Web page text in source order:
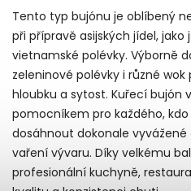
Tento typ bujónu je oblíbený
při přípravě asijských jídel, jako
vietnamské polévky. Výborně
zeleninové polévky i různé
hloubku a sytost. Kuřecí bujón
pomocníkem pro každého,
dosáhnout dokonale
vaření vývaru. Díky velkému
profesionální kuchyně,